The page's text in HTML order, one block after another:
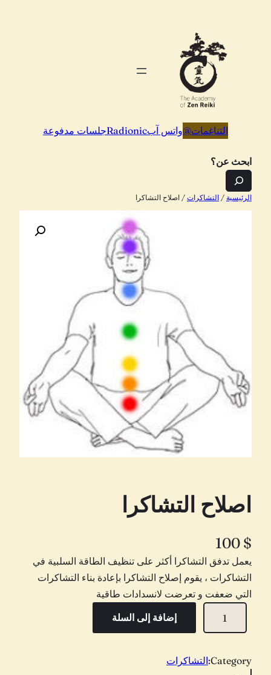
التناغمات@واتس آبRadionicجلسات مدفوعة
ابحث عن؟
الرئيسية / التشاكرات / اصلاح التشاكرا
اصلاح التشاكرا
100 $
يعمل تدفق التشاكرا أكثر على تنظيف الطاقة السلبية في
التشاكرات ، يقوم إصلاح التشاكرا بإعادة بناء التشاكرات
التي ضعفت و تعرضت لانسدادات طاقية
ة
إضافة إلى السلة
Category: التشاكرات